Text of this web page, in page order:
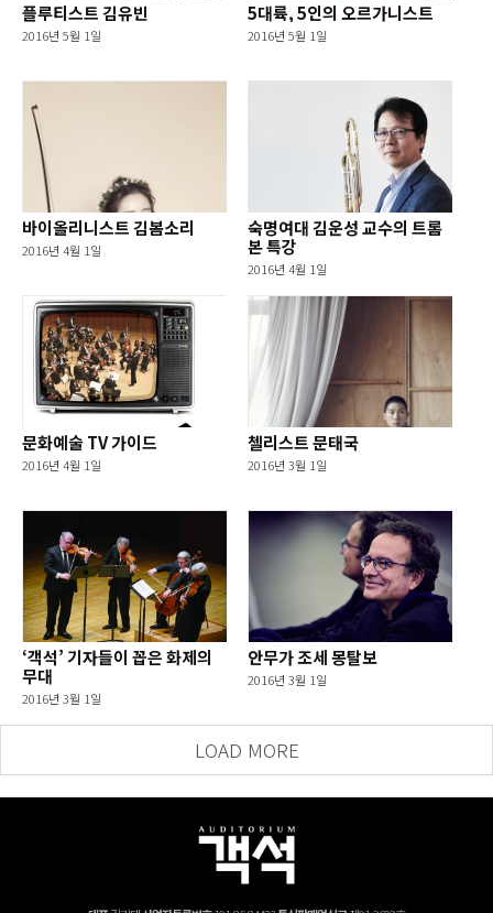
플루티스트 김유빈
2016년 5월 1일
5대륙, 5인의 오르가니스트
2016년 5월 1일
바이올리니스트 김봄소리
2016년 4월 1일
숙명여대 김운성 교수의 트롬
본 특강
2016년 4월 1일
문화예술 TV 가이드
2016년 4월 1일
첼리스트 문태국
2016년 3월 1일
‘객석’ 기자들이 꼽은 화제의
무대
2016년 3월 1일
안무가 조세 몽탈보
2016년 3월 1일
LOAD MORE